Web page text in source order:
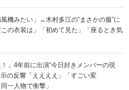
機みたい」→木村多江の“まさかの服”に
の衣装は」「初めて見た」「座るとき気
！」4年前に出演“今日好きメンバーの現
の反響「ええええ」「すごい変
一人物で衝撃」